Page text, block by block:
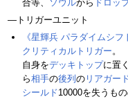
合等、
ソウルから ドロッ
―トリガーユニット
《星輝兵 パラダイムシフ
クリティカルトリガー。
自身をデッキトップに置
ら相手の後列 の リアガー
シールド10000を失うも